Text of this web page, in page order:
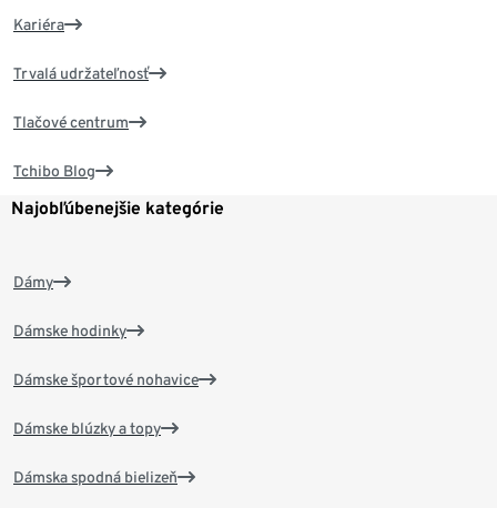
Kariéra
Trvalá udržateľnosť
Tlačové centrum
Tchibo Blog
Najobľúbenejšie kategórie
Dámy
Dámske hodinky
Dámske športové nohavice
Dámske blúzky a topy
Dámska spodná bielizeň